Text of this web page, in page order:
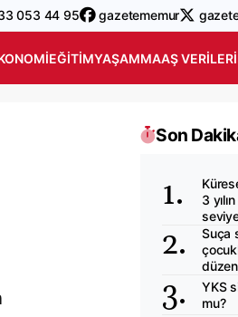
053 44 95 gazetememur
EĞITIMYAŞAMMAAŞ VERILERI
Son
3
Suça
YKS
mu?